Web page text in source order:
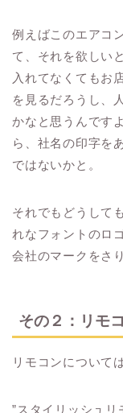
例えばこのエアコ
て、それを欲しい
入れてなくてもお
を見るだろうし、
かなと思うんです
ら、社名の印字を
ではないかと。
それでもどうして
れなフォントのロ
会社のマークをさ
その２：リモ
リモコンについて
”スタイリッシュリ